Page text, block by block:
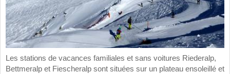
Les stations de vacances familiales et sans voitures Riederalp,
Bettmeralp et Fiescheralp sont situées sur un plateau ensoleillé et